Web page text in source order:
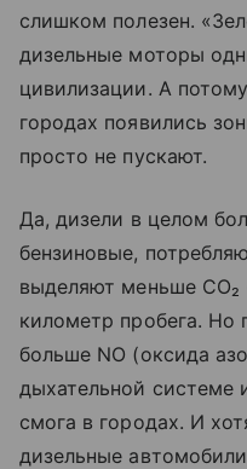
слишком полезен.
дизельные моторы
цивилизации. А
городах появились
просто не пускают.
Да, дизели в целом
бензиновые,
выделяют меньше CO₂
километр пробега. Но
больше NO (оксида
дыхательной системе
смога в городах. И
дизельные